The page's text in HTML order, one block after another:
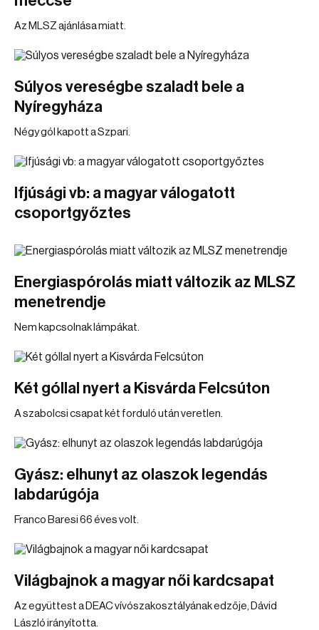
Az MLSZ ajánlása miatt.
Súlyos vereségbe szaladt bele a
Nyíregyháza
Négy gól kapott a Szpari.
Ifjúsági vb: a magyar válogatott
csoportgyőztes
Energiaspórolás miatt változik az MLSZ
menetrendje
Nem kapcsolnak lámpákat.
Két góllal nyert a Kisvárda Felcsúton
A szabolcsi csapat két forduló után veretlen.
Gyász: elhunyt az olaszok legendás
labdarúgója
Franco Baresi 66 éves volt.
Világbajnok a magyar női kardcsapat
Az együttest a DEAC vívószakosztályának edzője, Dávid
László irányította.